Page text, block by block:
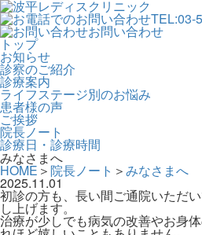
TEL:03-
お問い合わせ
トップ
お知らせ
診察のご紹介
診療案内
ライフステージ別のお悩み
患者様の声
ご挨拶
院長ノート
診療日・診療時間
みなさまへ
HOME＞院長ノート ＞みなさまへ
2025.11.01
初診の方も、長い間ご通院いただ
し上げます。
治療が少しでも病気の改善やお身